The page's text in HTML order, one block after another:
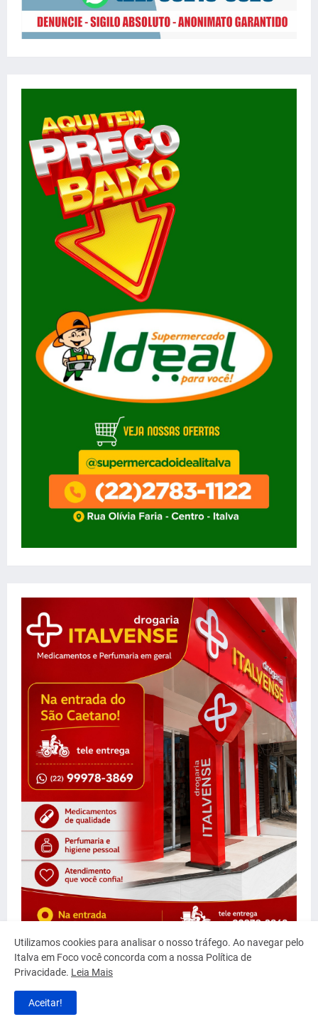
Utilizamos cookies para analisar o nosso tráfego. Ao navegar pelo
Italva em Foco você concorda com a nossa Política de
Privacidade. Leia Mais
Aceitar!